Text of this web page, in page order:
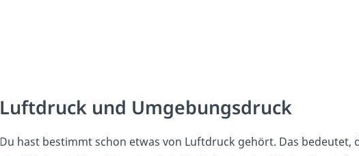
Luftdruck und Umgebungsdruck
Du hast bestimmt schon etwas von Luftdruck gehört. Das bedeutet,